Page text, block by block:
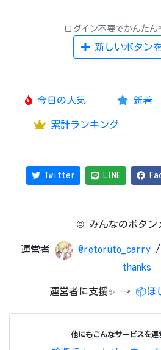
新しいボタン
今日の人気 新着
累計ランキング
Twitter LINE
© みんなのボタン
運営者 @retoruto_carry /
thanks
運営者に支援✨ → 📦ほ
他にもこんなサービスを運